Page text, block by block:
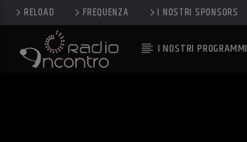
RELOAD FREQUENZA I NOSTRI SPONSORS
I NOSTRI PROGRAMMI